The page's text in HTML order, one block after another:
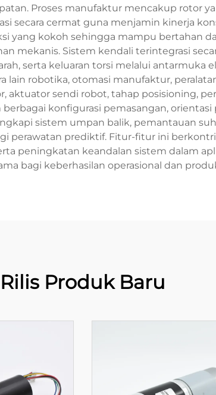
Proses manufaktur mencakup rotor
secara cermat guna menjamin kinerja
yang kokoh sehingga mampu bertahan
mekanis. Sistem kendali terintegrasi
serta keluaran torsi melalui antarmuka
robotika, otomasi manufaktur,
sendi robot, tahap posisioning,
konfigurasi pemasangan,
sistem umpan balik, pemantauan
prediktif. Fitur-fitur ini
peningkatan keandalan sistem dalam
bagi keberhasilan operasional dan
Rilis Produk Baru